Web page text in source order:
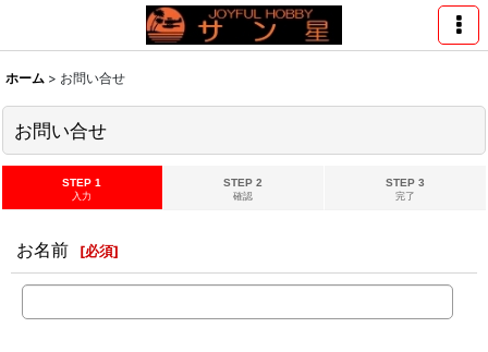
ホーム > お問い合せ
お問い合せ
STEP 1
入力
STEP 2
確認
STEP 3
完了
お名前 [必須]